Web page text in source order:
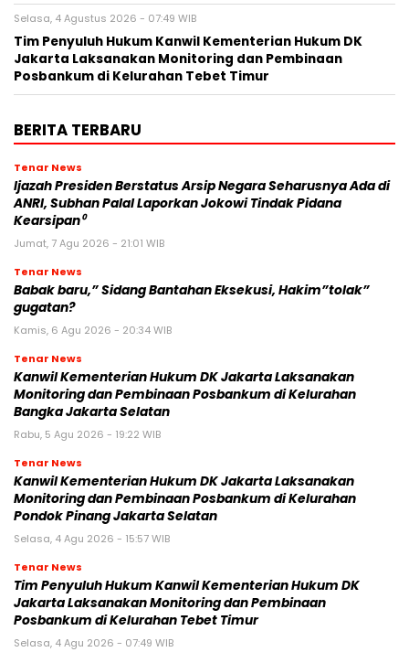
Selasa, 4 Agustus 2026 - 07:49 WIB
Tim Penyuluh Hukum Kanwil Kementerian Hukum DK
Jakarta Laksanakan Monitoring dan Pembinaan
Posbankum di Kelurahan Tebet Timur
BERITA TERBARU
Tenar News
Ijazah Presiden Berstatus Arsip Negara Seharusnya Ada di
ANRI, Subhan Palal Laporkan Jokowi Tindak Pidana
Kearsipan⁰
Jumat, 7 Agu 2026 - 21:01 WIB
Tenar News
Babak baru,” Sidang Bantahan Eksekusi, Hakim”tolak”
gugatan?
Kamis, 6 Agu 2026 - 20:34 WIB
Tenar News
Kanwil Kementerian Hukum DK Jakarta Laksanakan
Monitoring dan Pembinaan Posbankum di Kelurahan
Bangka Jakarta Selatan
Rabu, 5 Agu 2026 - 19:22 WIB
Tenar News
Kanwil Kementerian Hukum DK Jakarta Laksanakan
Monitoring dan Pembinaan Posbankum di Kelurahan
Pondok Pinang Jakarta Selatan
Selasa, 4 Agu 2026 - 15:57 WIB
Tenar News
Tim Penyuluh Hukum Kanwil Kementerian Hukum DK
Jakarta Laksanakan Monitoring dan Pembinaan
Posbankum di Kelurahan Tebet Timur
Selasa, 4 Agu 2026 - 07:49 WIB